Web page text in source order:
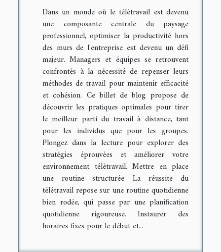
Dans un monde où le télétravail est devenu
une composante centrale du paysage
professionnel, optimiser la productivité hors
des murs de l'entreprise est devenu un défi
majeur. Managers et équipes se retrouvent
confrontés à la nécessité de repenser leurs
méthodes de travail pour maintenir efficacité
et cohésion. Ce billet de blog propose de
découvrir les pratiques optimales pour tirer
le meilleur parti du travail à distance, tant
pour les individus que pour les groupes.
Plongez dans la lecture pour explorer des
stratégies éprouvées et améliorer votre
environnement télétravail. Mettre en place
une routine structurée La réussite du
télétravail repose sur une routine quotidienne
bien rodée, qui passe par une planification
quotidienne rigoureuse. Instaurer des
horaires fixes pour le début et...